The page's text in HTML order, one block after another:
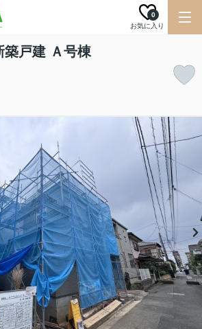
お気に入り
0
築戸建 Ａ号棟